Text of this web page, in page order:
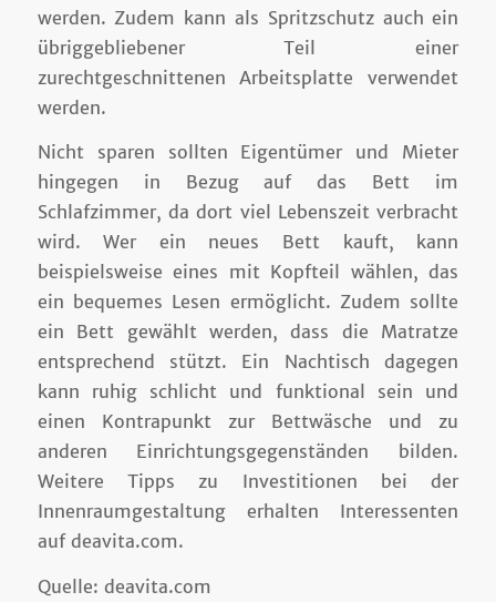
werden. Zudem kann als Spritzschutz auch ein
übriggebliebener Teil einer
zurechtgeschnittenen Arbeitsplatte verwendet
werden.
Nicht sparen sollten Eigentümer und Mieter
hingegen in Bezug auf das Bett im
Schlafzimmer, da dort viel Lebenszeit verbracht
wird. Wer ein neues Bett kauft, kann
beispielsweise eines mit Kopfteil wählen, das
ein bequemes Lesen ermöglicht. Zudem sollte
ein Bett gewählt werden, dass die Matratze
entsprechend stützt. Ein Nachtisch dagegen
kann ruhig schlicht und funktional sein und
einen Kontrapunkt zur Bettwäsche und zu
anderen Einrichtungsgegenständen bilden.
Weitere Tipps zu Investitionen bei der
Innenraumgestaltung erhalten Interessenten
auf deavita.com.
Quelle: deavita.com